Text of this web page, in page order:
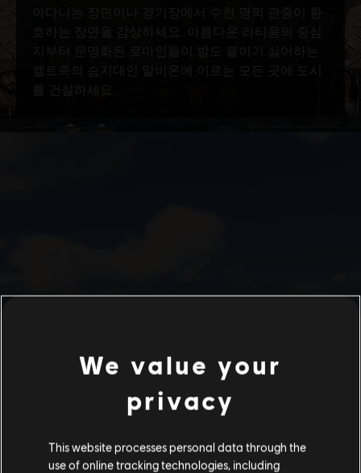
We value your
privacy
This website processes personal data through the
use of online tracking technologies, including